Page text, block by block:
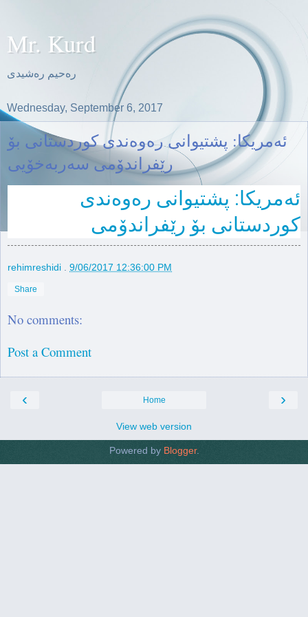
Mr. Kurd
ره‌حیم ره‌شیدی
Wednesday, September 6, 2017
ئەمریکا: پشتیوانی رەوەندی کوردستانی بۆ
رێفراندۆمی سەربەخۆیی
ئەمریکا: پشتیوانی رەوەندی
کوردستانی بۆ رێفراندۆمی
سەربەخۆیی
rehimreshidi 9/06/2017 12:36:00 PM
Share
No comments:
Post a Comment
‹ ›
Home
View web version
Powered by Blogger.